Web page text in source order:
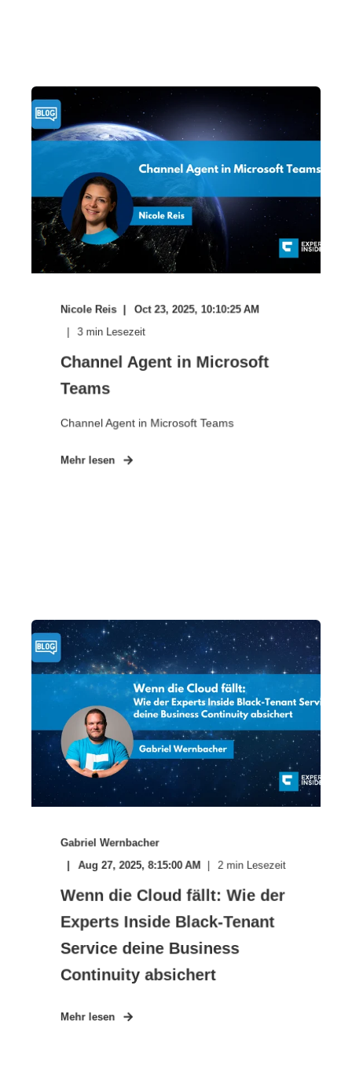
Nicole Reis
Oct 23, 2025, 10:10:25 AM
3 min Lesezeit
Channel Agent in Microsoft
Teams
Channel Agent in Microsoft Teams
Mehr lesen
Gabriel Wernbacher
Aug 27, 2025, 8:15:00 AM
2 min Lesezeit
Wenn die Cloud fällt: Wie der
Experts Inside Black-Tenant
Service deine Business
Continuity absichert
Mehr lesen